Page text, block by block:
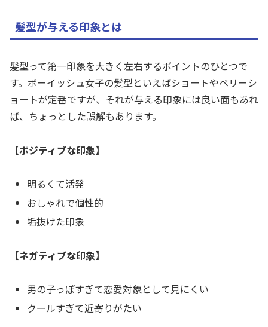
髪型が与える印象とは
髪型って第一印象を大きく左右するポイントのひとつで
す。ボーイッシュ女子の髪型といえばショートやベリーシ
ョートが定番ですが、それが与える印象には良い面もあれ
ば、ちょっとした誤解もあります。
【ポジティブな印象】
明るくて活発
おしゃれで個性的
垢抜けた印象
【ネガティブな印象】
男の子っぽすぎて恋愛対象として見にくい
クールすぎて近寄りがたい